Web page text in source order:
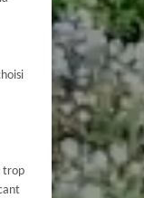
trop